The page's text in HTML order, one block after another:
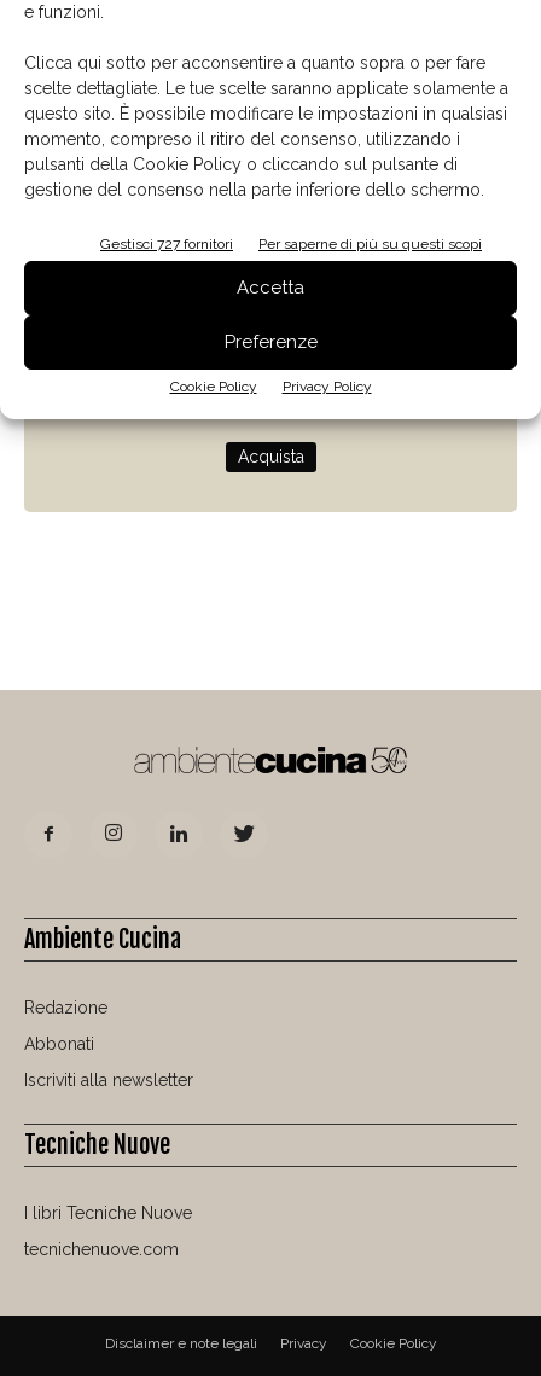
e funzioni.
Clicca qui sotto per acconsentire a quanto sopra o per fare
scelte dettagliate. Le tue scelte saranno applicate solamente a
questo sito. È possibile modificare le impostazioni in qualsiasi
momento, compreso il ritiro del consenso, utilizzando i
pulsanti della Cookie Policy o cliccando sul pulsante di
gestione del consenso nella parte inferiore dello schermo.
Gestisci 727 fornitori Per saperne di più su questi scopi
Accetta
Preferenze
Cookie Policy Privacy Policy
Progettare con la luce naturale
di Giulio Camiz
Acquista
Ambiente Cucina
Redazione
Abbonati
Iscriviti alla newsletter
Tecniche Nuove
I libri Tecniche Nuove
tecnichenuove.com
Disclaimer e note legali Privacy Cookie Policy